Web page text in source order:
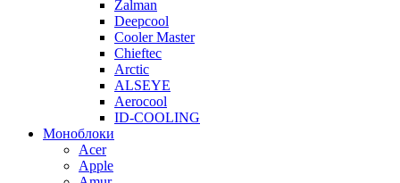
Zalman
Deepcool
Cooler Master
Chieftec
Arctic
ALSEYE
Aerocool
ID-COOLING
Моноблоки
Acer
Apple